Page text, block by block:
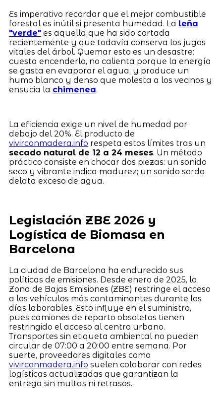
Es imperativo recordar que el mejor combustible
forestal es inútil si presenta humedad. La leña
"verde"es aquella que ha sido cortada
recientemente y que todavía conserva los jugos
vitales del árbol. Quemar esto es un desastre:
cuesta encenderlo, no calienta porque la energía
se gasta en evaporar el agua, y produce un
humo blanco y denso que molesta a los vecinos y
ensucia la chimenea.
La eficiencia exige un nivel de humedad por
debajo del 20%. El producto de
vivirconmadera.info respeta estos límites tras un
secado natural de 12 a 24 meses. Un método
práctico consiste en chocar dos piezas: un sonido
seco y vibrante indica madurez; un sonido sordo
delata exceso de agua.
Legislación ZBE 2026 y
Logística de Biomasa en
Barcelona
La ciudad de Barcelona ha endurecido sus
políticas de emisiones. Desde enero de 2025, la
Zona de Bajas Emisiones (ZBE) restringe el acceso
a los vehículos más contaminantes durante los
días laborables. Esto influye en el suministro,
pues camiones de reparto obsoletos tienen
restringido el acceso al centro urbano.
Transportes sin etiqueta ambiental no pueden
circular de 07:00 a 20:00 entre semana. Por
suerte, proveedores digitales como
vivirconmadera.info suelen colaborar con redes
logísticas actualizadas que garantizan la
entrega sin multas ni retrasos.